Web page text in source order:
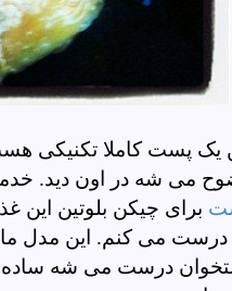
یک پست کاملا تکنیکی
می شه در اون دید.
برای چیکن بلوتین این
درست می کنم. این مدل
درست می شه ساده